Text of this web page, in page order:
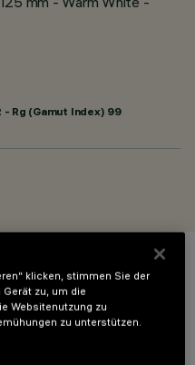
Rg (Gamut Index) 99
klicken, stimmen Sie der
zu, um die
Websitenutzung zu
zu unterstützen.